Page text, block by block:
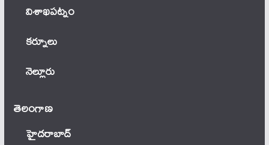
విశాఖపట్నం
కర్నూలు
నెల్లూరు
తెలంగాణ‌
హైదరాబాద్